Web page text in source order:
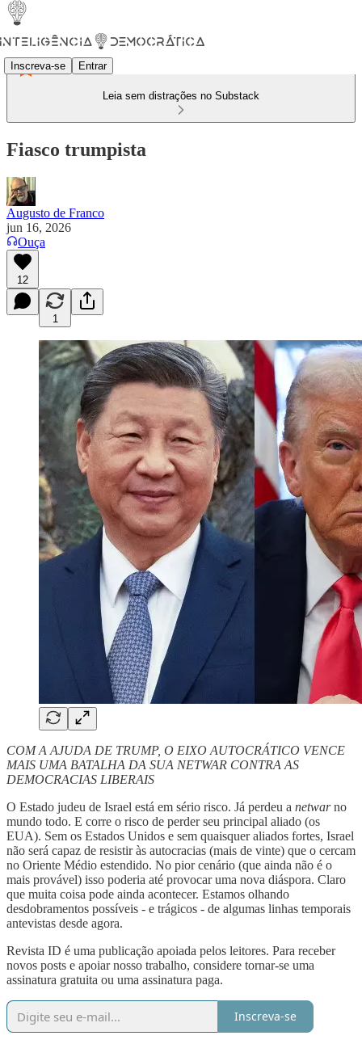
Inscreva-se Entrar
Leia sem distrações no Substack
Fiasco trumpista
Augusto de Franco
jun 16, 2026
Ouça
12
1
COM A AJUDA DE TRUMP, O EIXO AUTOCRÁTICO VENCE
MAIS UMA BATALHA DA SUA NETWAR CONTRA AS
DEMOCRACIAS LIBERAIS
O Estado judeu de Israel está em sério risco. Já perdeu a netwarno
mundo todo. E corre o risco de perder seu principal aliado (os
EUA). Sem os Estados Unidos e sem quaisquer aliados fortes, Israel
não será capaz de resistir às autocracias (mais de vinte) que o cercam
no Oriente Médio estendido. No pior cenário (que ainda não é o
mais provável) isso poderia até provocar uma nova diáspora. Claro
que muita coisa pode ainda acontecer. Estamos olhando
desdobramentos possíveis - e trágicos - de algumas linhas temporais
antevistas desde agora.
Revista ID é uma publicação apoiada pelos leitores. Para receber
novos posts e apoiar nosso trabalho, considere tornar-se uma
assinatura gratuita ou uma assinatura paga.
Inscreva-se